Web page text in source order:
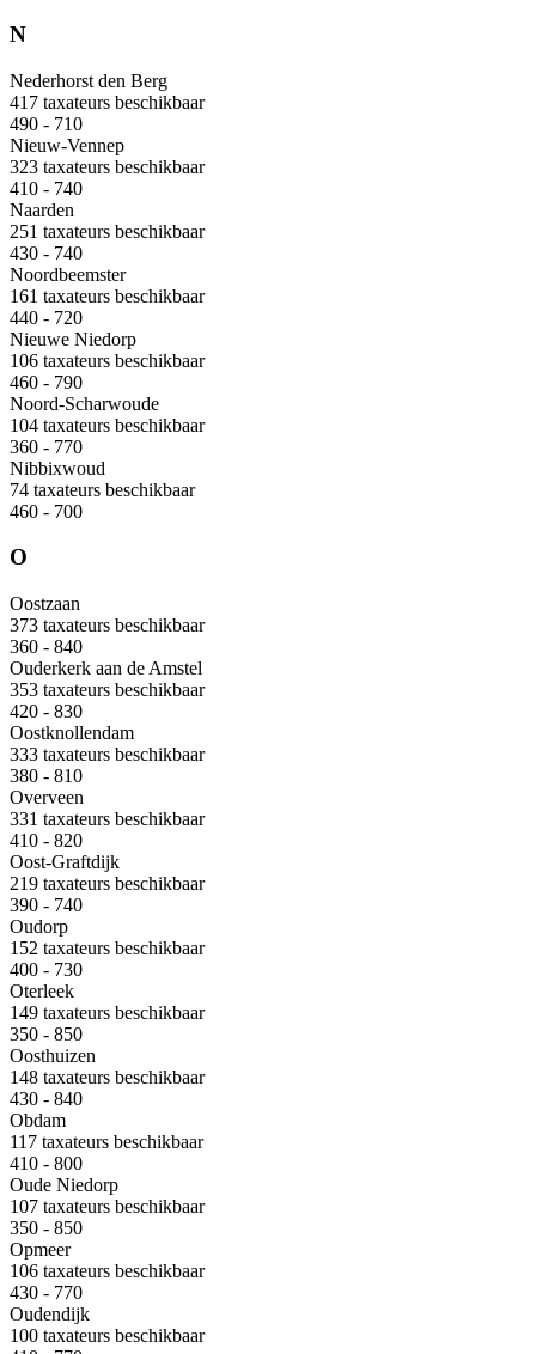
N
Nederhorst den Berg
417 taxateurs beschikbaar
490 - 710
Nieuw-Vennep
323 taxateurs beschikbaar
410 - 740
Naarden
251 taxateurs beschikbaar
430 - 740
Noordbeemster
161 taxateurs beschikbaar
440 - 720
Nieuwe Niedorp
106 taxateurs beschikbaar
460 - 790
Noord-Scharwoude
104 taxateurs beschikbaar
360 - 770
Nibbixwoud
74 taxateurs beschikbaar
460 - 700
O
Oostzaan
373 taxateurs beschikbaar
360 - 840
Ouderkerk aan de Amstel
353 taxateurs beschikbaar
420 - 830
Oostknollendam
333 taxateurs beschikbaar
380 - 810
Overveen
331 taxateurs beschikbaar
410 - 820
Oost-Graftdijk
219 taxateurs beschikbaar
390 - 740
Oudorp
152 taxateurs beschikbaar
400 - 730
Oterleek
149 taxateurs beschikbaar
350 - 850
Oosthuizen
148 taxateurs beschikbaar
430 - 840
Obdam
117 taxateurs beschikbaar
410 - 800
Oude Niedorp
107 taxateurs beschikbaar
350 - 850
Opmeer
106 taxateurs beschikbaar
430 - 770
Oudendijk
100 taxateurs beschikbaar